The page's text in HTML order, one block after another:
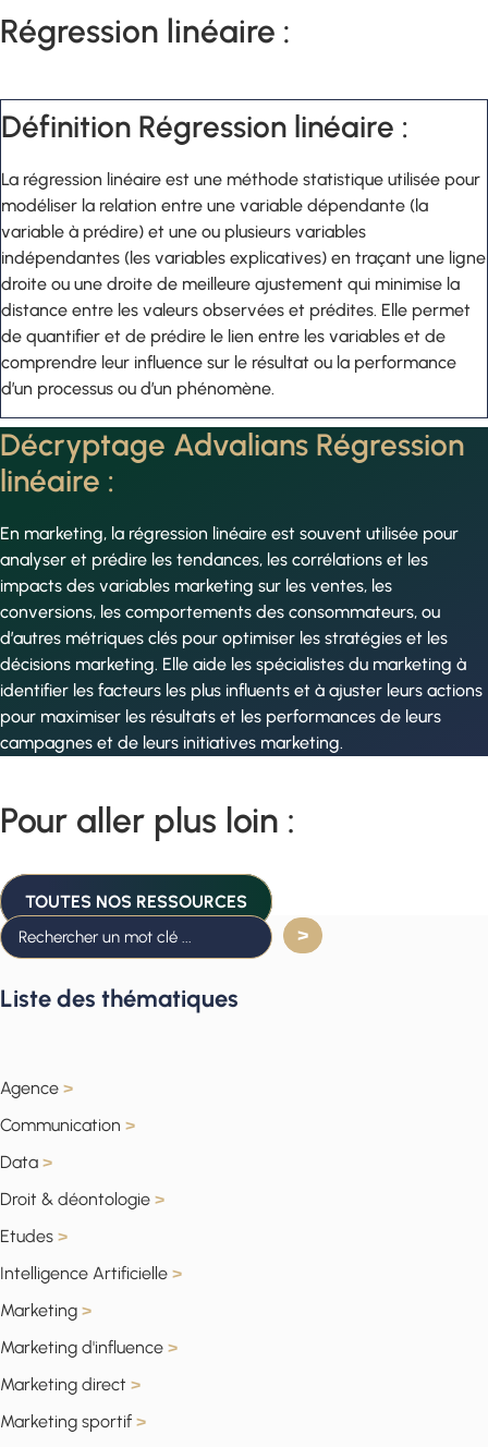
Régression linéaire :
Définition Régression linéaire :
La régression linéaire est une méthode statistique utilisée pour
modéliser la relation entre une variable dépendante (la
variable à prédire) et une ou plusieurs variables
indépendantes (les variables explicatives) en traçant une ligne
droite ou une droite de meilleure ajustement qui minimise la
distance entre les valeurs observées et prédites. Elle permet
de quantifier et de prédire le lien entre les variables et de
comprendre leur influence sur le résultat ou la performance
d’un processus ou d’un phénomène.
Décryptage Advalians Régression
linéaire :
En marketing, la régression linéaire est souvent utilisée pour
analyser et prédire les tendances, les corrélations et les
impacts des variables marketing sur les ventes, les
conversions, les comportements des consommateurs, ou
d’autres métriques clés pour optimiser les stratégies et les
décisions marketing. Elle aide les spécialistes du marketing à
identifier les facteurs les plus influents et à ajuster leurs actions
pour maximiser les résultats et les performances de leurs
campagnes et de leurs initiatives marketing.
Pour aller plus loin :
TOUTES NOS RESSOURCES
Liste des thématiques
Agence >
Communication >
Data >
Droit & déontologie >
Etudes >
Intelligence Artificielle >
Marketing >
Marketing d'influence >
Marketing direct >
Marketing sportif >